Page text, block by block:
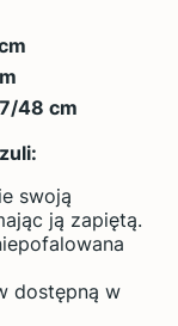
48 cm
swoją
ją zapiętą.
dostępną w